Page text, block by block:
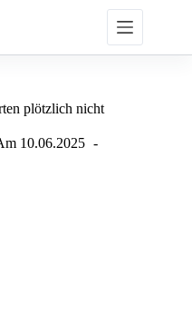
plötzlich nicht
10.06.2025